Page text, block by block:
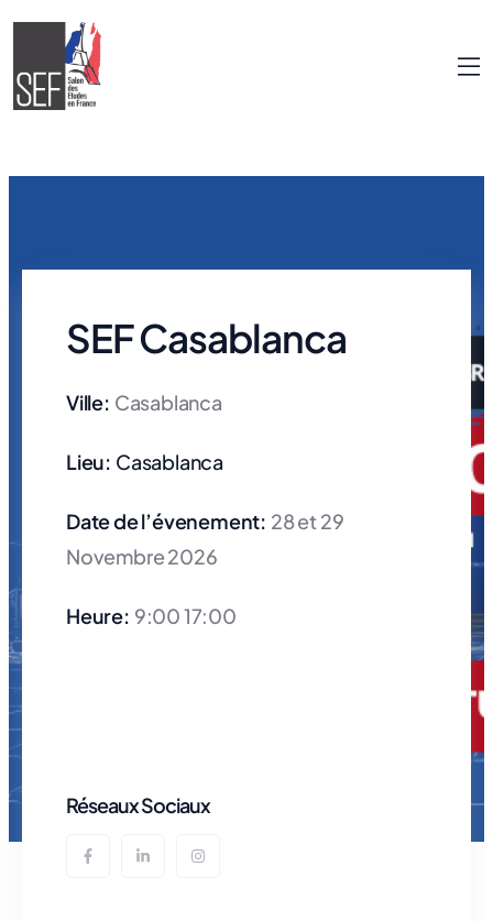
SEF Casablanca
Ville: Casablanca
Lieu: Casablanca
Date de l’évenement: 28 et 29
Novembre 2026
Heure: 9:00 17:00
Réseaux Sociaux